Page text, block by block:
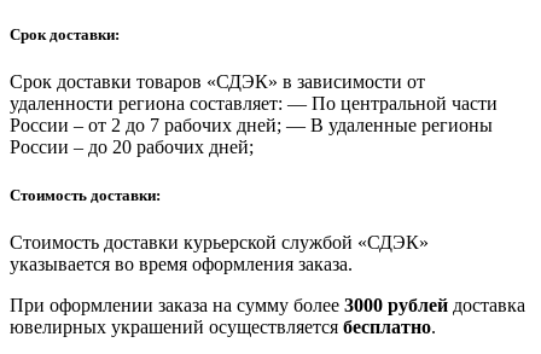
Срок доставки:
Срок доставки товаров «СДЭК» в зависимости от
удаленности региона составляет: — По центральной части
России – от 2 до 7 рабочих дней; — В удаленные регионы
России – до 20 рабочих дней;
Стоимость доставки:
Стоимость доставки курьерской службой «СДЭК»
указывается во время оформления заказа.
При оформлении заказа на сумму более 3000 рублей доставка
ювелирных украшений осуществляется бесплатно.